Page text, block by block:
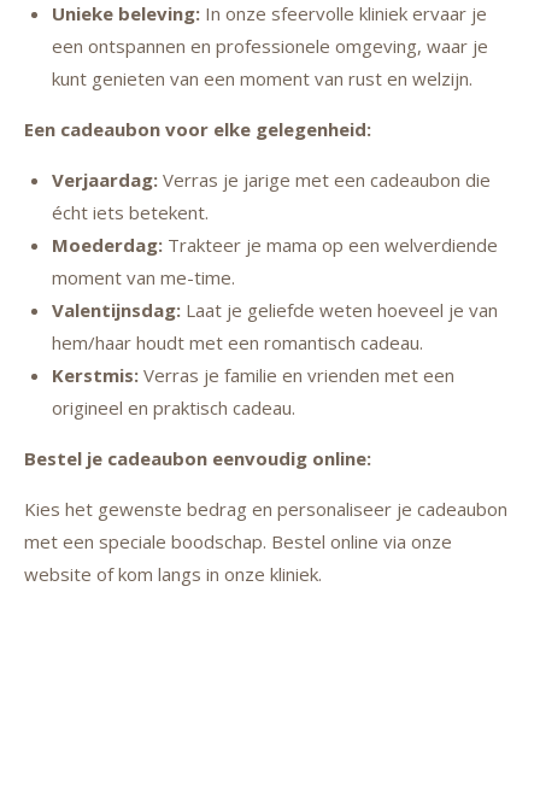
Unieke beleving: In onze sfeervolle kliniek ervaar je
een ontspannen en professionele omgeving, waar je
kunt genieten van een moment van rust en welzijn.
Een cadeaubon voor elke gelegenheid:
Verjaardag: Verras je jarige met een cadeaubon die
écht iets betekent.
Moederdag: Trakteer je mama op een welverdiende
moment van me-time.
Valentijnsdag: Laat je geliefde weten hoeveel je van
hem/haar houdt met een romantisch cadeau.
Kerstmis: Verras je familie en vrienden met een
origineel en praktisch cadeau.
Bestel je cadeaubon eenvoudig online:
Kies het gewenste bedrag en personaliseer je cadeaubon
met een speciale boodschap. Bestel online via onze
website of kom langs in onze kliniek.